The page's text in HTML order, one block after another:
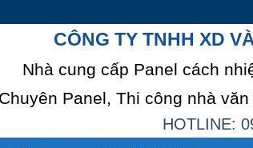
CÔNG TY TNHH XD
Nhà cung cấp Panel cách
Chuyên Panel, Thi công nhà
HOTLINE: